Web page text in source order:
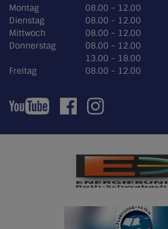
Montag
08.00 - 12.00
Dienstag
08.00 - 12.00
Mittwoch
08.00 - 12.00
Donnerstag
08.00 - 12.00
13.00 - 18.00
Freitag
08.00 - 12.00